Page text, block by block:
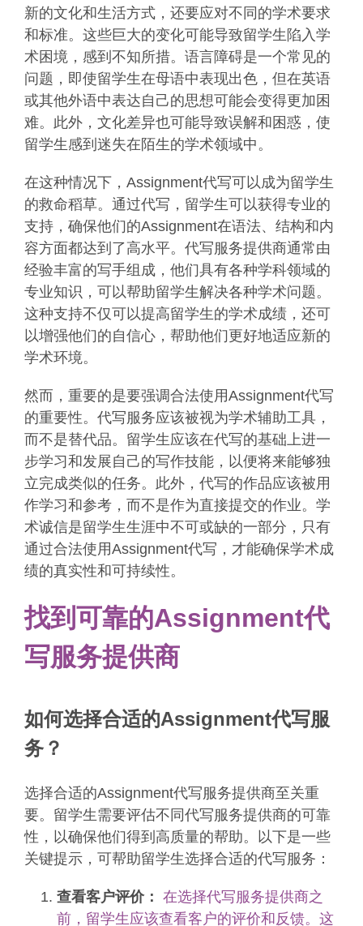
新的文化和生活方式，还要应对不同的学术要求
和标准。这些巨大的变化可能导致留学生陷入学
术困境，感到不知所措。语言障碍是一个常见的
问题，即使留学生在母语中表现出色，但在英语
或其他外语中表达自己的思想可能会变得更加困
难。此外，文化差异也可能导致误解和困惑，使
留学生感到迷失在陌生的学术领域中。
在这种情况下，Assignment代写可以成为留学生
的救命稻草。通过代写，留学生可以获得专业的
支持，确保他们的Assignment在语法、结构和内
容方面都达到了高水平。代写服务提供商通常由
经验丰富的写手组成，他们具有各种学科领域的
专业知识，可以帮助留学生解决各种学术问题。
这种支持不仅可以提高留学生的学术成绩，还可
以增强他们的自信心，帮助他们更好地适应新的
学术环境。
然而，重要的是要强调合法使用Assignment代写
的重要性。代写服务应该被视为学术辅助工具，
而不是替代品。留学生应该在代写的基础上进一
步学习和发展自己的写作技能，以便将来能够独
立完成类似的任务。此外，代写的作品应该被用
作学习和参考，而不是作为直接提交的作业。学
术诚信是留学生生涯中不可或缺的一部分，只有
通过合法使用Assignment代写，才能确保学术成
绩的真实性和可持续性。
找到可靠的Assignment代
写服务提供商
如何选择合适的Assignment代写服
务？
选择合适的Assignment代写服务提供商至关重
要。留学生需要评估不同代写服务提供商的可靠
性，以确保他们得到高质量的帮助。以下是一些
关键提示，可帮助留学生选择合适的代写服务：
查看客户评价： 在选择代写服务提供商之
前，留学生应该查看客户的评价和反馈。这